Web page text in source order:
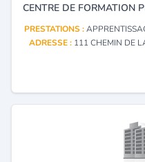
PRESTATIONS :
ADRESSE : 111 CHEMIN DE